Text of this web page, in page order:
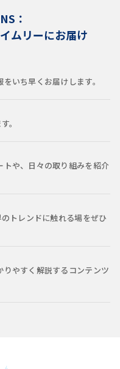
：
ムリーにお届け
いち早くお届けします。
。
や、日々の取り組みを紹介
トレンドに触れる場をぜひ
やすく解説するコンテンツ